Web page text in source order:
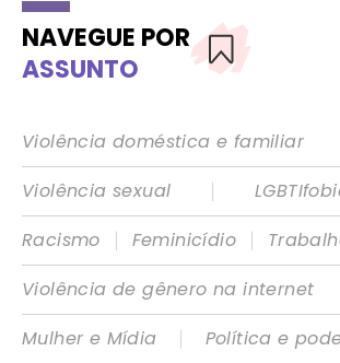
NAVEGUE POR
ASSUNTO
Violência doméstica e familiar
Violência sexual
|
Racismo
| Feminicídio |
Violência de gênero na internet
Mulher e Mídia
|
Política e